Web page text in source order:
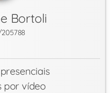
Bortoli
por vídeo